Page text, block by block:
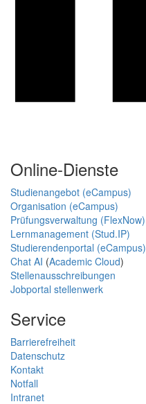
Online-Dienste
Studienangebot (eCampus)
Organisation (eCampus)
Prüfungsverwaltung (FlexNow)
Lernmanagement (Stud.IP)
Studierendenportal (eCampus)
Chat AI (Academic Cloud)
Stellenausschreibungen
Jobportal stellenwerk
Service
Barrierefreiheit
Datenschutz
Kontakt
Notfall
Intranet